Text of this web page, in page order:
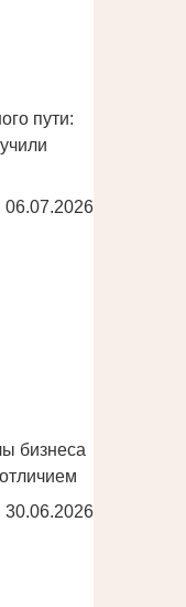
пути:
06.07.2026
бизнеса
30.06.2026